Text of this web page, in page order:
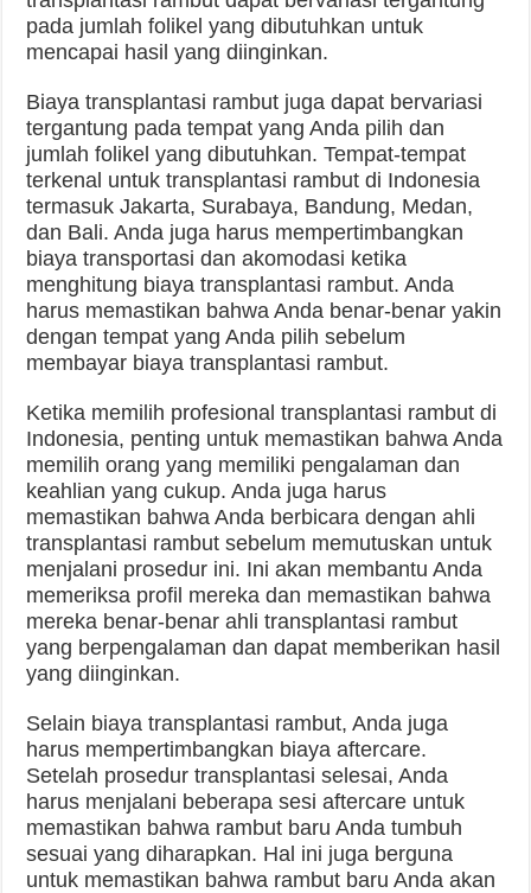
pada jumlah folikel yang dibutuhkan untuk
mencapai hasil yang diinginkan.
Biaya transplantasi rambut juga dapat bervariasi
tergantung pada tempat yang Anda pilih dan
jumlah folikel yang dibutuhkan. Tempat-tempat
terkenal untuk transplantasi rambut di Indonesia
termasuk Jakarta, Surabaya, Bandung, Medan,
dan Bali. Anda juga harus mempertimbangkan
biaya transportasi dan akomodasi ketika
menghitung biaya transplantasi rambut. Anda
harus memastikan bahwa Anda benar-benar yakin
dengan tempat yang Anda pilih sebelum
membayar biaya transplantasi rambut.
Ketika memilih profesional transplantasi rambut di
Indonesia, penting untuk memastikan bahwa Anda
memilih orang yang memiliki pengalaman dan
keahlian yang cukup. Anda juga harus
memastikan bahwa Anda berbicara dengan ahli
transplantasi rambut sebelum memutuskan untuk
menjalani prosedur ini. Ini akan membantu Anda
memeriksa profil mereka dan memastikan bahwa
mereka benar-benar ahli transplantasi rambut
yang berpengalaman dan dapat memberikan hasil
yang diinginkan.
Selain biaya transplantasi rambut, Anda juga
harus mempertimbangkan biaya aftercare.
Setelah prosedur transplantasi selesai, Anda
harus menjalani beberapa sesi aftercare untuk
memastikan bahwa rambut baru Anda tumbuh
sesuai yang diharapkan. Hal ini juga berguna
untuk memastikan bahwa rambut baru Anda akan